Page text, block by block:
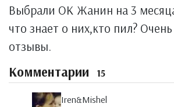
Выбрали ОК Жанин на 3
что знает о них,кто пил?
отзывы.
Комментарии 15
Iren&Mishel